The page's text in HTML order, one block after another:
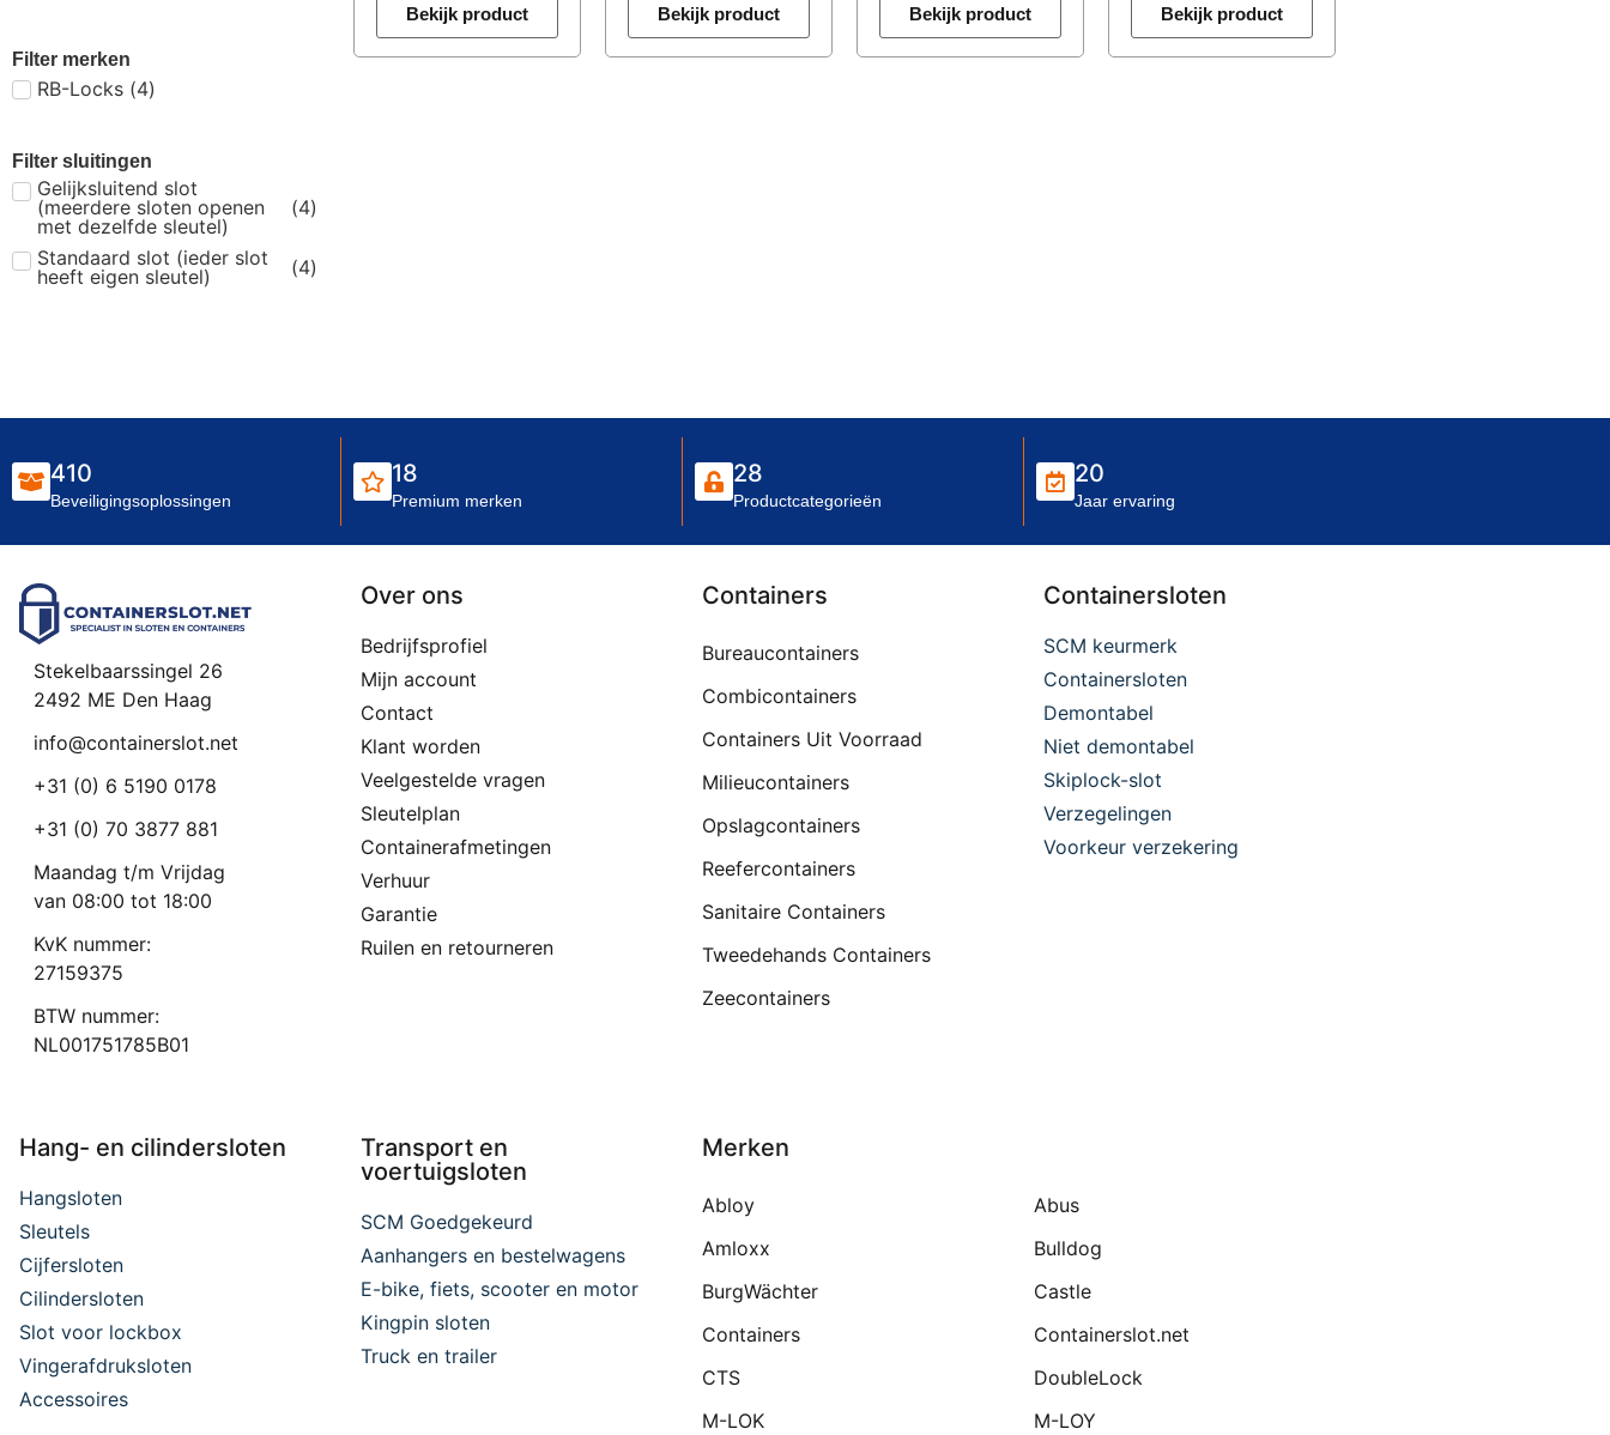
Filter merken
RB-Locks (4)
Filter sluitingen
Gelijksluitend slot
(meerdere sloten openen
met dezelfde sleutel)
(4)
Standaard slot (ieder slot
heeft eigen sleutel)
(4)
Bekijk product Bekijk product Bekijk product Bekijk product
410
Beveiligingsoplossingen
18
Premium merken
28
Productcategorieën
20
Jaar ervaring
Stekelbaarssingel 26
2492 ME Den Haag
info@containerslot.net
+31 (0) 6 5190 0178
+31 (0) 70 3877 881
Maandag t/m Vrijdag
van 08:00 tot 18:00
KvK nummer:
27159375
BTW nummer:
NL001751785B01
Over ons
Bedrijfsprofiel
Mijn account
Contact
Klant worden
Veelgestelde vragen
Sleutelplan
Containerafmetingen
Verhuur
Garantie
Ruilen en retourneren
Containers
Bureaucontainers
Combicontainers
Containers Uit Voorraad
Milieucontainers
Opslagcontainers
Reefercontainers
Sanitaire Containers
Tweedehands Containers
Zeecontainers
Containersloten
SCM keurmerk
Containersloten
Demontabel
Niet demontabel
Skiplock-slot
Verzegelingen
Voorkeur verzekering
Hang- en cilindersloten
Hangsloten
Sleutels
Cijfersloten
Cilindersloten
Slot voor lockbox
Vingerafdruksloten
Accessoires
Transport en
voertuigsloten
SCM Goedgekeurd
Aanhangers en bestelwagens
E-bike, fiets, scooter en motor
Kingpin sloten
Truck en trailer
Merken
Abloy
Abus
Amloxx
Bulldog
BurgWächter
Castle
Containers
Containerslot.net
CTS
DoubleLock
M-LOK
M-LOY